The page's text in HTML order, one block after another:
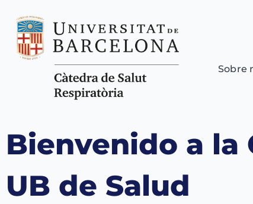
Sobre
Bienvenido a la
UB de Salud